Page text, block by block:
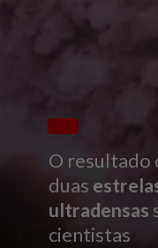
O resultado
duas
ultradensas
cientistas